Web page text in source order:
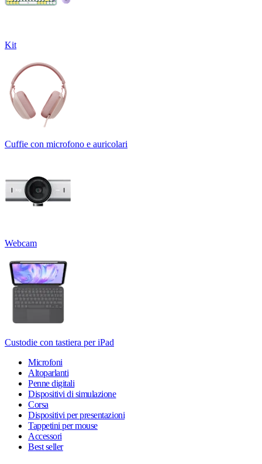
Kit
Cuffie con microfono e auricolari
Webcam
Custodie con tastiera per iPad
Microfoni
Altoparlanti
Penne digitali
Dispositivi di simulazione
Corsa
Dispositivi per presentazioni
Tappetini per mouse
Accessori
Best seller